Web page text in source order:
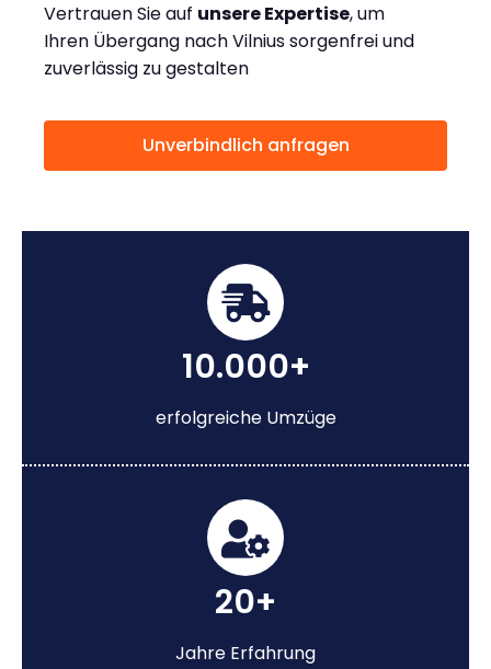
Vertrauen Sie auf unsere Expertise, um
Ihren Übergang nach Vilnius sorgenfrei und
zuverlässig zu gestalten
Unverbindlich anfragen
10.000+
erfolgreiche Umzüge
20+
Jahre Erfahrung